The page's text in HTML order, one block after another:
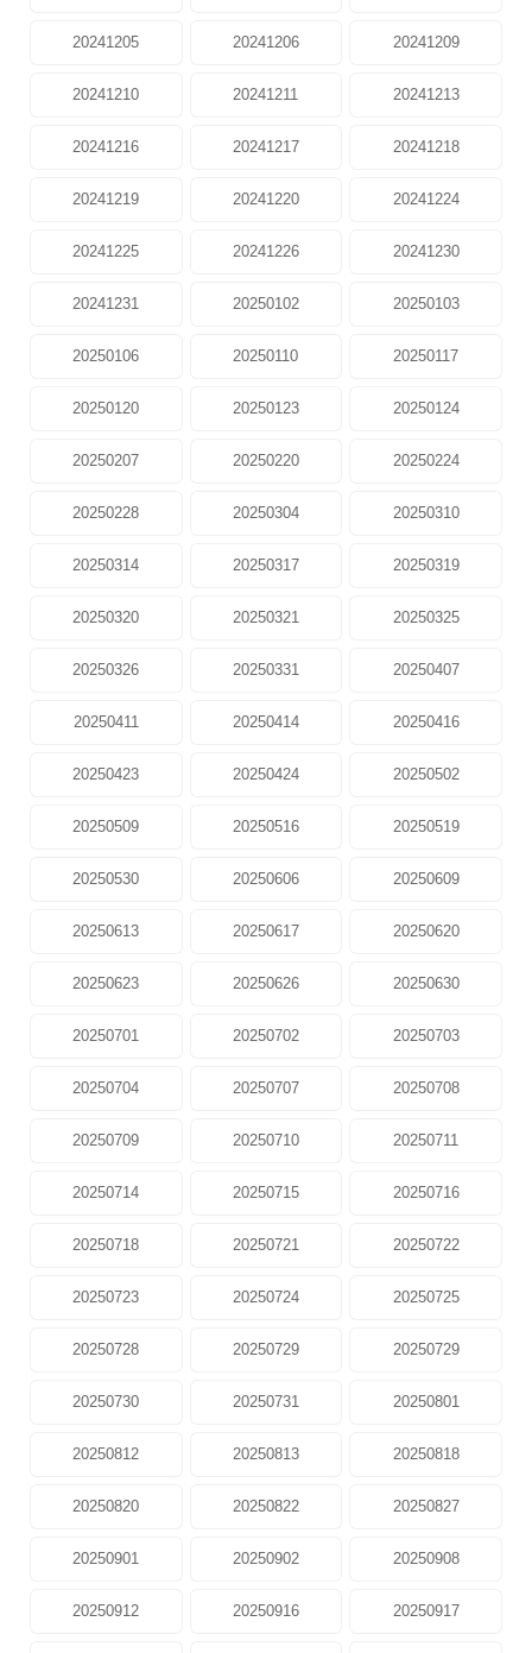
20241205 20241206 20241209
20241210 20241211 20241213
20241216 20241217 20241218
20241219 20241220 20241224
20241225 20241226 20241230
20241231 20250102 20250103
20250106 20250110 20250117
20250120 20250123 20250124
20250207 20250220 20250224
20250228 20250304 20250310
20250314 20250317 20250319
20250320 20250321 20250325
20250326 20250331 20250407
20250411 20250414 20250416
20250423 20250424 20250502
20250509 20250516 20250519
20250530 20250606 20250609
20250613 20250617 20250620
20250623 20250626 20250630
20250701 20250702 20250703
20250704 20250707 20250708
20250709 20250710 20250711
20250714 20250715 20250716
20250718 20250721 20250722
20250723 20250724 20250725
20250728 20250729 20250729
20250730 20250731 20250801
20250812 20250813 20250818
20250820 20250822 20250827
20250901 20250902 20250908
20250912 20250916 20250917